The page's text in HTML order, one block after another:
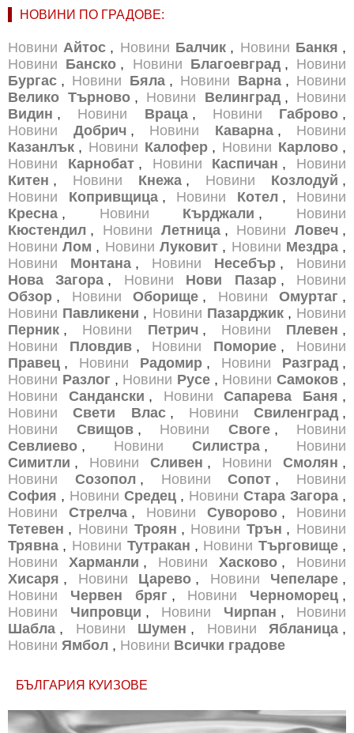
НОВИНИ ПО ГРАДОВЕ:
Новини Айтос , Новини Балчик , Новини Банкя ,
Новини Банско , Новини Благоевград , Новини
Бургас , Новини Бяла , Новини Варна , Новини
Велико Търново , Новини Велинград , Новини
Видин , Новини Враца , Новини Габрово ,
Новини
Добрич , Новини Каварна , Новини
Казанлък , Новини Калофер , Новини Карлово ,
Новини
Карнобат , Новини Каспичан , Новини
Китен , Новини Кнежа , Новини Козлодуй ,
Новини
Копривщица , Новини Котел , Новини
Кресна , Новини Кърджали , Новини
Кюстендил , Новини Летница , Новини Ловеч ,
Новини Лом , Новини Луковит , Новини Мездра ,
Новини
Монтана , Новини Несебър , Новини
Нова Загора , Новини Нови Пазар , Новини
Обзор , Новини Оборище , Новини Омуртаг ,
Новини Павликени , Новини Пазарджик , Новини
Перник , Новини Петрич , Новини Плевен ,
Новини
Пловдив , Новини Поморие , Новини
Правец , Новини Радомир , Новини Разград ,
Новини Разлог , Новини Русе , Новини Самоков ,
Новини
Сандански , Новини Сапарева Баня ,
Новини
Свети Влас , Новини Свиленград ,
Новини
Свищов , Новини Своге , Новини
Севлиево , Новини Силистра , Новини
Симитли , Новини Сливен , Новини Смолян ,
Новини
Созопол , Новини Сопот , Новини
София , Новини Средец , Новини Стара Загора ,
Новини
Стрелча , Новини Суворово , Новини
Тетевен , Новини Троян , Новини Трън , Новини
Трявна , Новини Тутракан , Новини Търговище ,
Новини
Харманли , Новини Хасково , Новини
Хисаря , Новини Царево , Новини Чепеларе ,
Новини
Червен бряг , Новини Черноморец ,
Новини
Чипровци , Новини Чирпан , Новини
Шабла , Новини Шумен , Новини Ябланица ,
Новини Ямбол , Новини Всички градове
БЪЛГАРИЯ КУИЗОВЕ